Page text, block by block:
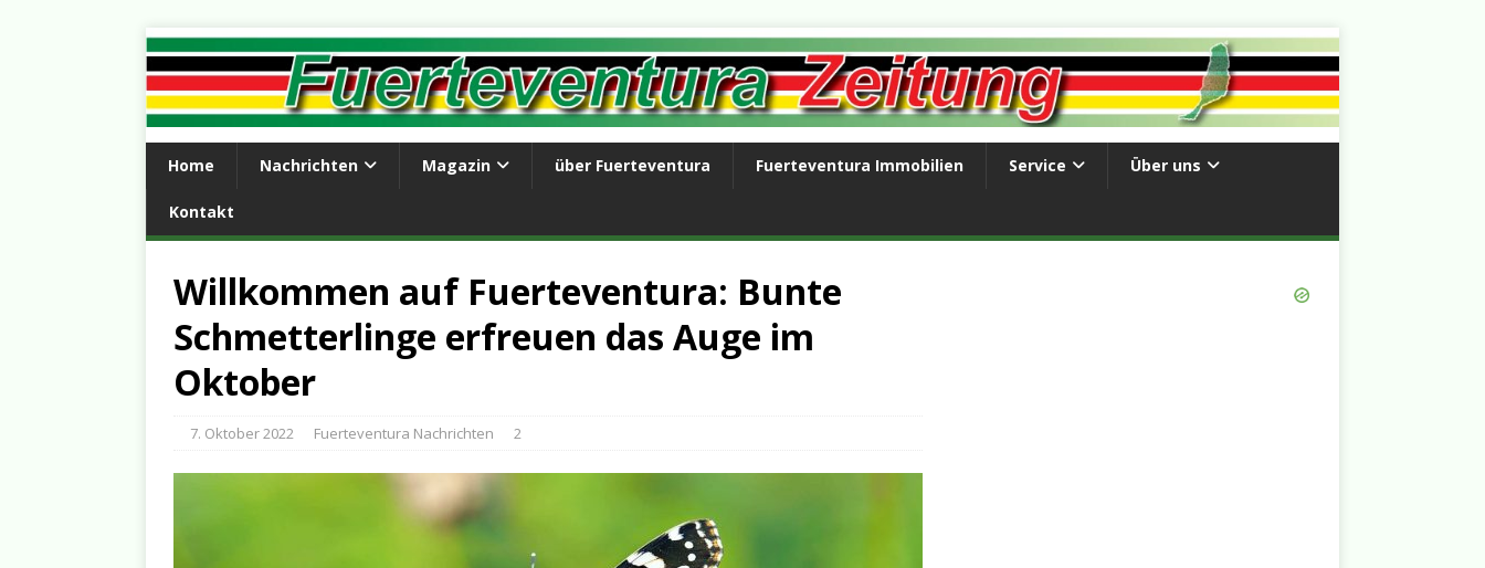
Home Nachrichten Magazin über Fuerteventura Fuerteventura Immobilien Service Über uns
Kontakt
Willkommen auf Fuerteventura: Bunte
Schmetterlinge erfreuen das Auge im
Oktober
7. Oktober 2022 Fuerteventura Nachrichten 2